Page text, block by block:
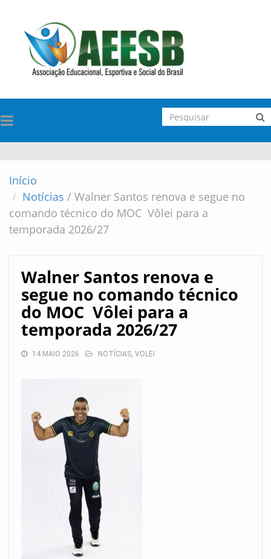
TOGGLE
NAVIGATION
Início
Notícias / Walner Santos renova e segue no
comando técnico do MOC Vôlei para a
temporada 2026/27
Walner Santos renova e
segue no comando técnico
do MOC Vôlei para a
temporada 2026/27
14 MAIO 2026 NOTÍCIAS, VOLEI